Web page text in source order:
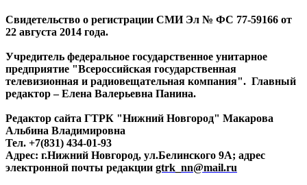
Свидетельство о регистрации СМИ Эл № ФС 77-59166 от
22 августа 2014 года.
Учредитель федеральное государственное унитарное
предприятие "Всероссийская государственная
телевизионная и радиовещательная компания". Главный
редактор – Елена Валерьевна Панина.
Редактор сайта ГТРК "Нижний Новгород" Макарова
Альбина Владимировна
Тел. +7(831) 434-01-93
Адрес: г.Нижний Новгород, ул.Белинского 9А; адрес
электронной почты редакции gtrk_nn@mail.ru